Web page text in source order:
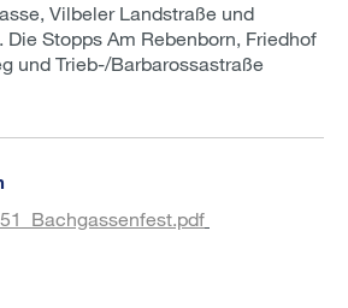
Vilbeler Landstraße und
Die Stopps Am Rebenborn, Friedhof
und Trieb-/Barbarossastraße